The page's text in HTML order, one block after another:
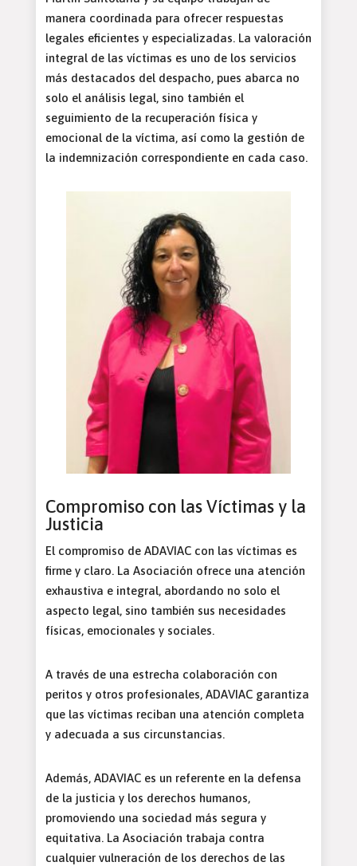
manera coordinada para ofrecer respuestas
legales eficientes y especializadas. La valoración
integral de las víctimas es uno de los servicios
más destacados del despacho, pues abarca no
solo el análisis legal, sino también el
seguimiento de la recuperación física y
emocional de la víctima, así como la gestión de
la indemnización correspondiente en cada caso.
Compromiso con las Víctimas y la
Justicia
El compromiso de ADAVIAC con las víctimas es
firme y claro. La Asociación ofrece una atención
exhaustiva e integral, abordando no solo el
aspecto legal, sino también sus necesidades
físicas, emocionales y sociales.
A través de una estrecha colaboración con
peritos y otros profesionales, ADAVIAC garantiza
que las víctimas reciban una atención completa
y adecuada a sus circunstancias.
Además, ADAVIAC es un referente en la defensa
de la justicia y los derechos humanos,
promoviendo una sociedad más segura y
equitativa. La Asociación trabaja contra
cualquier vulneración de los derechos de las